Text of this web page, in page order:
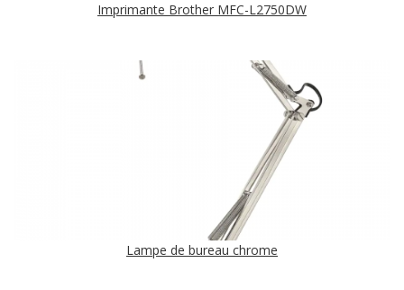
Imprimante Brother MFC-L2750DW
Lampe de bureau chrome